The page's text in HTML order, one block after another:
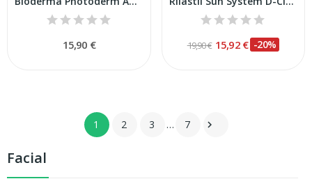
Facial
15,90 € 19,90 € 15,92 € -20%
1 2 3 … 7 